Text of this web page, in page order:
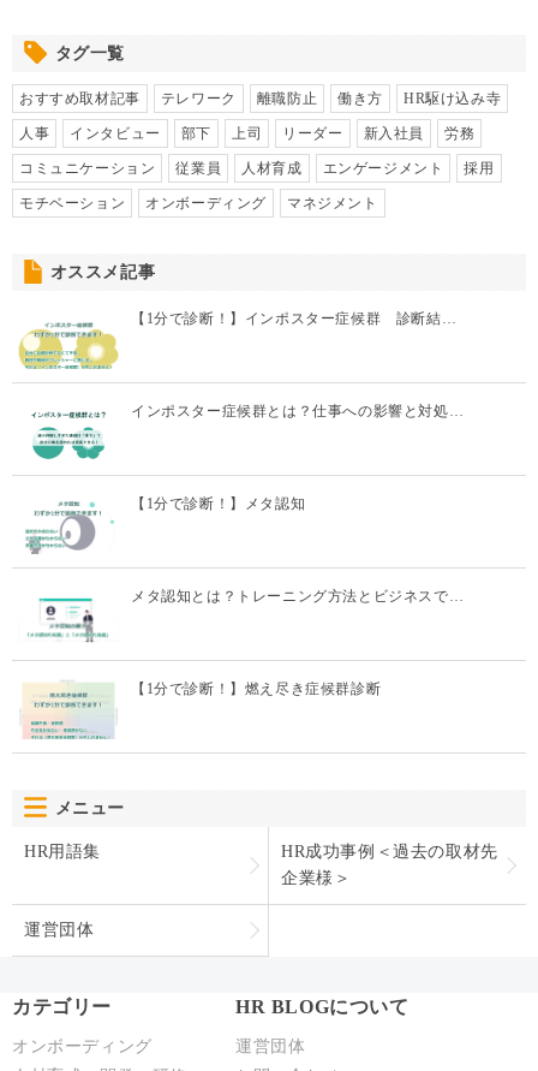
タグ一覧
おすすめ取材記事 テレワーク 離職防止 働き方 HR駆け込み寺
人事 インタビュー 部下 上司 リーダー 新入社員 労務
コミュニケーション 従業員 人材育成 エンゲージメント 採用
モチベーション オンボーディング マネジメント
オススメ記事
【1分で診断！】インポスター症候群 診断結…
インポスター症候群とは？仕事への影響と対処…
【1分で診断！】メタ認知
メタ認知とは？トレーニング方法とビジネスで…
【1分で診断！】燃え尽き症候群診断
メニュー
HR用語集
HR成功事例＜過去の取材先
企業様＞
運営団体
カテゴリー
オンボーディング
HR BLOGについて
運営団体